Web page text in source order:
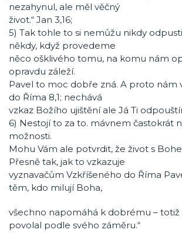
nezahynul, ale měl věčný
život.“ Jan 3,16;
5) Tak tohle to si nemůžu nikdy
někdy, když provedeme
něco ošklivého tomu, na komu nám
opravdu záleží.
Pavel to moc dobře zná. A proto nám
do Říma 8,1; nechává
vzkaz Božího ujištění ale Já Ti
6) Nestojí to za to. mávnem častokrát
možnosti.
Mohu Vám ale potvrdit, že život s
Přesně tak, jak to vzkazuje
vyznavačům Vzkříšeného do Říma
těm, kdo milují Boha,
všechno napomáhá k dobrému –
povolal podle svého záměru.“